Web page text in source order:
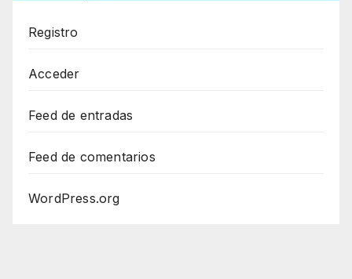
Registro
Acceder
Feed de entradas
Feed de comentarios
WordPress.org